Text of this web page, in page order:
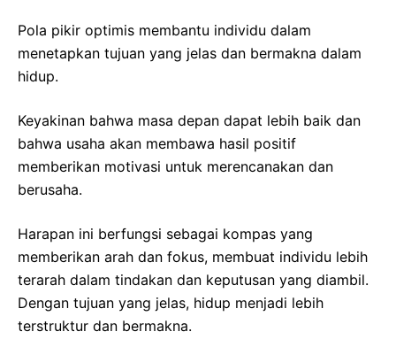
Pola pikir optimis membantu individu dalam
menetapkan tujuan yang jelas dan bermakna dalam
hidup.
Keyakinan bahwa masa depan dapat lebih baik dan
bahwa usaha akan membawa hasil positif
memberikan motivasi untuk merencanakan dan
berusaha.
Harapan ini berfungsi sebagai kompas yang
memberikan arah dan fokus, membuat individu lebih
terarah dalam tindakan dan keputusan yang diambil.
Dengan tujuan yang jelas, hidup menjadi lebih
terstruktur dan bermakna.